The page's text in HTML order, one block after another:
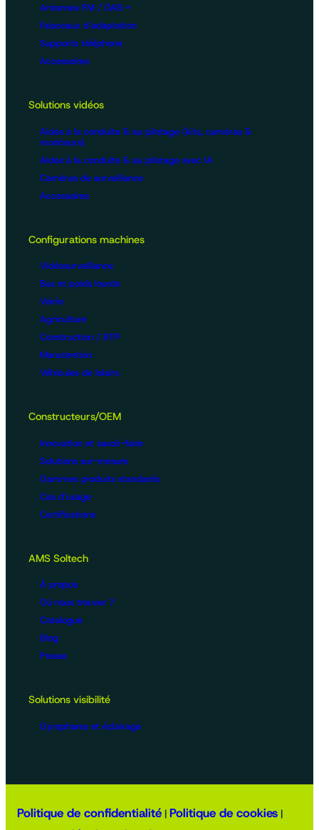
Antennes FM / DAB +
Faisceaux d'adaptation
Supports téléphone
Accessoires
Solutions vidéos
Aides à la conduite & au pilotage (kits, caméras &
moniteurs)
Aides à la conduite & au pilotage avec IA
Caméras de surveillance
Accessoires
Configurations machines
Vidéosurveillance
Bus et poids lourds
Voirie
Agriculture
Construction / BTP
Manutention
Véhicules de loisirs
Constructeurs/OEM
Innovation et savoir-faire
Solutions sur-mesure
Gammes produits standards
Cas d’usage
Certifications
AMS Soltech
À propos
Où nous trouver ?
Catalogue
Blog
Presse
Solutions visibilité
Gyrophares et éclairage
Politique de confidentialité | Politique de cookies |